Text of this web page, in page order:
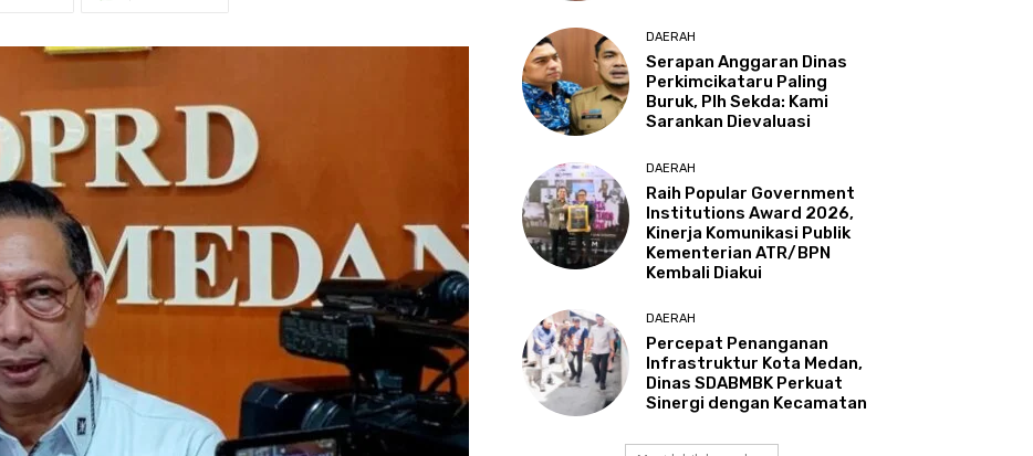
DAERAH
Serapan Anggaran Dinas
Perkimcikataru Paling
Buruk, Plh Sekda: Kami
Sarankan Dievaluasi
DAERAH
Raih Popular Government
Institutions Award 2026,
Kinerja Komunikasi Publik
Kementerian ATR/BPN
Kembali Diakui
DAERAH
Percepat Penanganan
Infrastruktur Kota Medan,
Dinas SDABMBK Perkuat
Sinergi dengan Kecamatan